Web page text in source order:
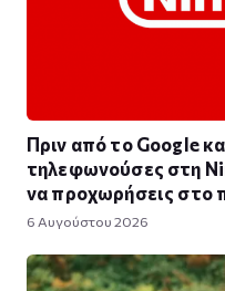
Πριν από το Google
τηλεφωνούσες στη
να προχωρήσεις στο
6 Αυγούστου 2026